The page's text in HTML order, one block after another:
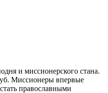
и миссионерского стана.
Миссионеры впервые
православными